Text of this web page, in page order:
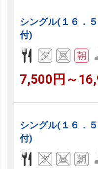
シングル(１６．
付)
7,500円～
シングル(１６．
付)